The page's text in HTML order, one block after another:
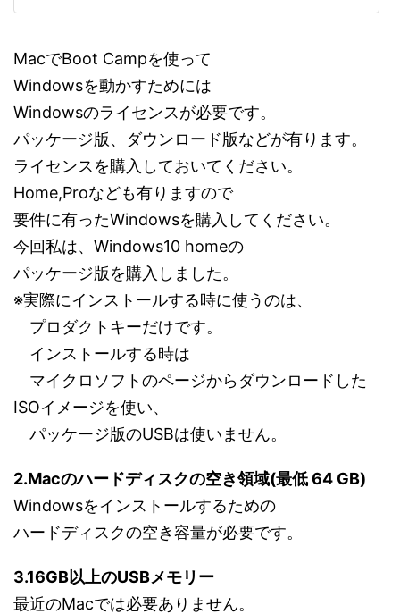
MacでBoot Campを使って
Windowsを動かすためには
Windowsのライセンスが必要です。
パッケージ版、ダウンロード版などが有ります。
ライセンスを購入しておいてください。
Home,Proなども有りますので
要件に有ったWindowsを購入してください。
今回私は、Windows10 homeの
パッケージ版を購入しました。
※実際にインストールする時に使うのは、
プロダクトキーだけです。
インストールする時は
マイクロソフトのページからダウンロードした
ISOイメージを使い、
パッケージ版のUSBは使いません。
2.Macのハードディスクの空き領域(最低 64 GB)
Windowsをインストールするための
ハードディスクの空き容量が必要です。
3.16GB以上のUSBメモリー
最近のMacでは必要ありません。